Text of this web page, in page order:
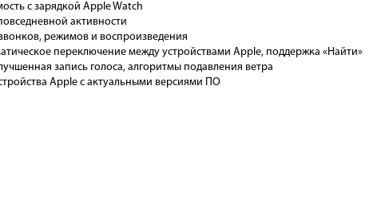
с зарядкой Apple Watch
активности
режимов и воспроизведения
переключение между устройствами Apple, поддержка «Найти»
запись голоса, алгоритмы подавления ветра
Apple с актуальными версиями ПО